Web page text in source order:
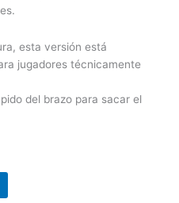
esta versión está
jugadores técnicamente
del brazo para sacar el